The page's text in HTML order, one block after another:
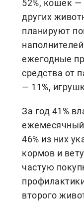
52%, кошек —
других
планируют
ежегодные
средства от
— 11%,
За год 41%
46% из них
кормов и
частую
второго